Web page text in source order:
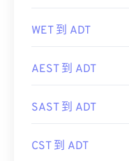
WET 到 ADT
AEST 到 ADT
SAST 到 ADT
CST 到 ADT